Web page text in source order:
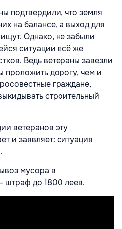
подтвердили, что земля
на балансе, а выход для
Однако, не забыли
ситуации всё же
Ведь ветераны завезли
проложить дорогу, чем и
граждане,
строительный
ветеранов эту
и заявляет: ситуация
мусора в
штраф до 1800 леев.